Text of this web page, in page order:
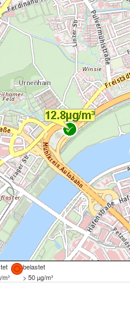
belastet
> 50 µg/m³